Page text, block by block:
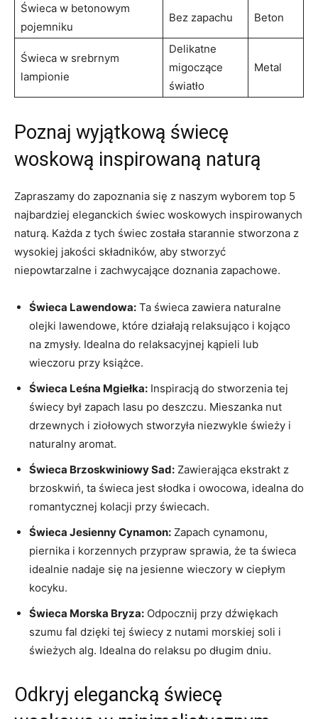
Świeca ⁣w betonowym
pojemniku
Bez ⁤zapachu Beton
Świeca w srebrnym
lampionie
Delikatne⁣
migoczące
‍światło
Metal
Poznaj wyjątkową świecę
woskową inspirowaną naturą
Zapraszamy do zapoznania się z naszym‌ wyborem top 5
najbardziej⁣ eleganckich‍ świec woskowych ‍inspirowanych
naturą. Każda​ z ⁢tych⁣ świec ​została starannie stworzona ⁣z
⁤wysokiej jakości składników, aby stworzyć
niepowtarzalne i zachwycające doznania⁣ zapachowe.
Świeca Lawendowa: Ta świeca zawiera naturalne ​
olejki​ lawendowe, które ‌działają​ relaksująco i kojąco
na⁣ zmysły. Idealna⁤ do‌ relaksacyjnej kąpieli ​lub
wieczoru przy książce.
Świeca ‌Leśna Mgiełka: Inspiracją​ do ⁣stworzenia tej
świecy był zapach lasu po⁤ deszczu. Mieszanka nut​
drzewnych ‌i ziołowych stworzyła niezwykle świeży i‌
naturalny⁢ aromat.
Świeca​ Brzoskwiniowy Sad: Zawierająca ekstrakt⁤ z
brzoskwiń, ta świeca jest słodka i owocowa, idealna⁣ do
romantycznej kolacji‌ przy świecach.
Świeca Jesienny Cynamon: Zapach cynamonu,
piernika i korzennych⁣ przypraw⁣ sprawia, że ta świeca
idealnie nadaje się na jesienne wieczory w ciepłym
kocyku.
Świeca‌ Morska Bryza: Odpocznij przy dźwiękach
szumu fal dzięki tej świecy z nutami ⁢morskiej soli ⁣i
świeżych alg. Idealna do relaksu po długim dniu.
Odkryj elegancką świecę